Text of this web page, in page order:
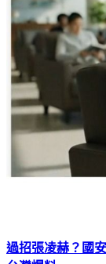
過招張凌赫？國